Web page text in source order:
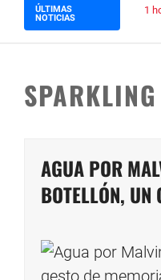
ÚLTIMAS
NOTICIAS
1
SPARKLING
AGUA POR
BOTELLÓN, UN